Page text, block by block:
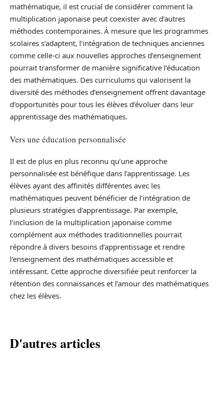
mathématique, il est crucial de considérer comment la
multiplication japonaise peut coexister avec d’autres
méthodes contemporaines. À mesure que les programmes
scolaires s’adaptent, l’intégration de techniques anciennes
comme celle-ci aux nouvelles approches d’enseignement
pourrait transformer de manière significative l’éducation
des mathématiques. Des curriculums qui valorisent la
diversité des méthodes d’enseignement offrent davantage
d’opportunités pour tous les élèves d’évoluer dans leur
apprentissage des mathématiques.
Vers une éducation personnalisée
Il est de plus en plus reconnu qu’une approche
personnalisée est bénéfique dans l’apprentissage. Les
élèves ayant des affinités différentes avec les
mathématiques peuvent bénéficier de l’intégration de
plusieurs stratégies d’apprentissage. Par exemple,
l’inclusion de la multiplication japonaise comme
complément aux méthodes traditionnelles pourrait
répondre à divers besoins d’apprentissage et rendre
l’enseignement des mathématiques accessible et
intéressant. Cette approche diversifiée peut renforcer la
rétention des connaissances et l’amour des mathématiques
chez les élèves.
D'autres articles